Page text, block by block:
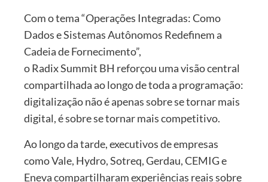
Com o tema “Operações Integradas: Como
Dados e Sistemas Autônomos Redefinem a
Cadeia de Fornecimento”,
o Radix Summit BH reforçou uma visão central
compartilhada ao longo de toda a programação:
digitalização não é apenas sobre se tornar mais
digital, é sobre se tornar mais competitivo.
Ao longo da tarde, executivos de empresas
como Vale, Hydro, Sotreq, Gerdau, CEMIG e
Eneva compartilharam experiências reais sobre